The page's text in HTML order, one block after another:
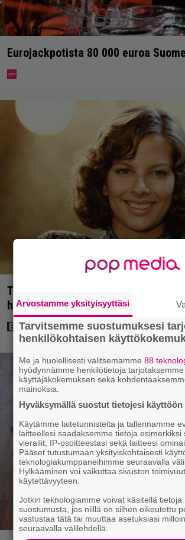
Eurojackpotista 80 000 euroa
Tänän tv:ssä: Esko Salminen ja Satu
hienot pääroolit vuoden 1984
Arvostamme yksityisyyttäsi
Tarvitsemme suostumuksesi
henkilökohtaisen
Me ja huolellisesti valitsemamme88
hyödynnämme henkilötietoja
käyttäjäkokemuksen sekä
mainoksia.
Hyväksymällä suostut tietojesi käyttöön
Käytämme laitetunnisteita ja tallennamme
laitteellesi saadaksemme tietoja esimerkiksi
vierailit, IP-osoitteestasi sekä laitteesi
Pääset tutustumaan yksityiskohtaisesti
teknologiakumppaneihimme seuraavalla
Hylkääminen voi vaikuttaa sivuston
käytettävyyteen.
Jotkin teknologiamme voivat käsitellä tietoja
suostumusta, jos niillä on siihen oikeutettu
vastustaa tätä tai muuttaa asetuksiasi
seuraavalla välilehdellä.